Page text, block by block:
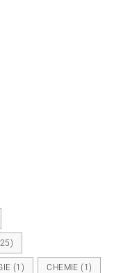
(1) CHEMIE (1)